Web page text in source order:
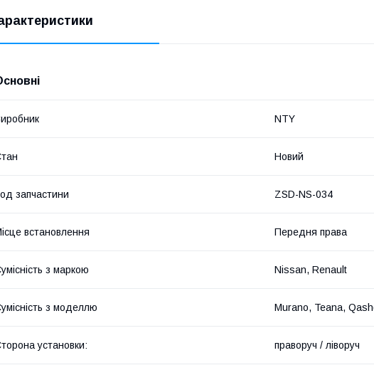
NTY
Новий
запчастини ZSD-NS-034
встановлення Передня права
з маркою Nissan, Renault
з моделлю Murano, Teana,
установки: праворуч / ліворуч